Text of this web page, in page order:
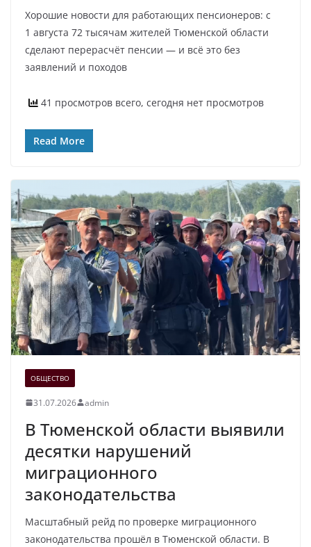
Хорошие новости для работающих пенсионеров: с
1 августа 72 тысячам жителей Тюменской области
сделают перерасчёт пенсии — и всё это без
заявлений и походов
41 просмотров всего, сегодня нет просмотров
Read More
ОБЩЕСТВО
31.07.2026 admin
В Тюменской области выявили
десятки нарушений
миграционного
законодательства
Масштабный рейд по проверке миграционного
законодательства прошёл в Тюменской области. В